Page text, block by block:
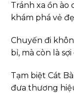
Tránh xa ồn ào
khám phá vẻ
Chuyến đi
bỉ, mà còn là
Tạm biệt Cát
đưa thương